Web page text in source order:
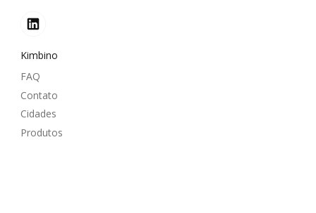
Kimbino
FAQ
Contato
Cidades
Produtos